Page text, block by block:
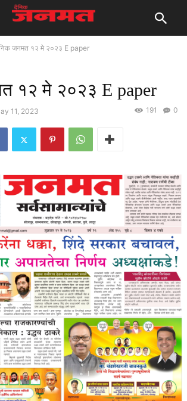
जनमत १२ मे २०२३ E paper
१२ मे २०२३ E paper
11, 2023 0
191